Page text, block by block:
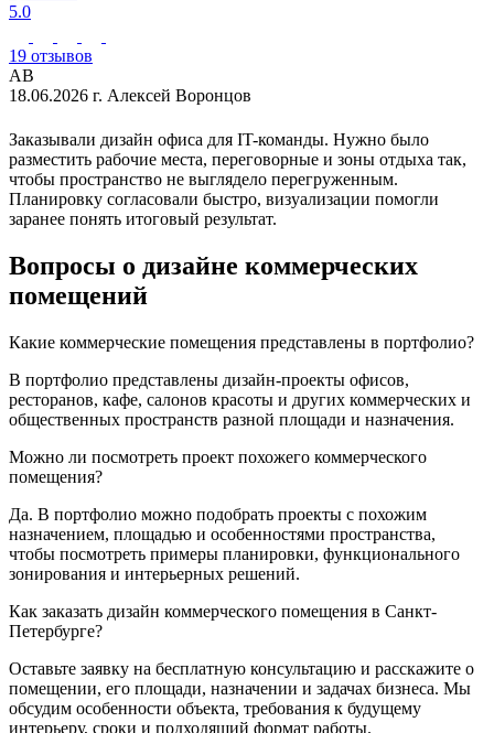
5.0
19 отзывов
АВ
18.06.2026 г. Алексей Воронцов
Заказывали дизайн офиса для IT-команды. Нужно было
разместить рабочие места, переговорные и зоны отдыха так,
чтобы пространство не выглядело перегруженным.
Планировку согласовали быстро, визуализации помогли
заранее понять итоговый результат.
Вопросы о дизайне коммерческих
помещений
Какие коммерческие помещения представлены в портфолио?
В портфолио представлены дизайн-проекты офисов,
ресторанов, кафе, салонов красоты и других коммерческих и
общественных пространств разной площади и назначения.
Можно ли посмотреть проект похожего коммерческого
помещения?
Да. В портфолио можно подобрать проекты с похожим
назначением, площадью и особенностями пространства,
чтобы посмотреть примеры планировки, функционального
зонирования и интерьерных решений.
Как заказать дизайн коммерческого помещения в Санкт-
Петербурге?
Оставьте заявку на бесплатную консультацию и расскажите о
помещении, его площади, назначении и задачах бизнеса. Мы
обсудим особенности объекта, требования к будущему
интерьеру, сроки и подходящий формат работы.